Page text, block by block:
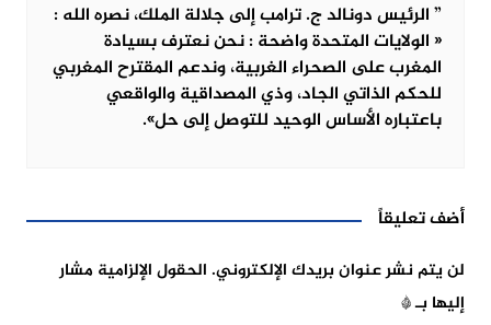
” الرئيس دونالد ج. ترامب إلى جلالة الملك، نصره الله :
« الولايات المتحدة واضحة : نحن نعترف بسيادة
المغرب على الصحراء الغربية، وندعم المقترح المغربي
للحكم الذاتي الجاد، وذي المصداقية والواقعي
باعتباره الأساس الوحيد للتوصل إلى حل».
أضف تعليقاً
لن يتم نشر عنوان بريدك الإلكتروني. الحقول الإلزامية مشار
إليها بـ*